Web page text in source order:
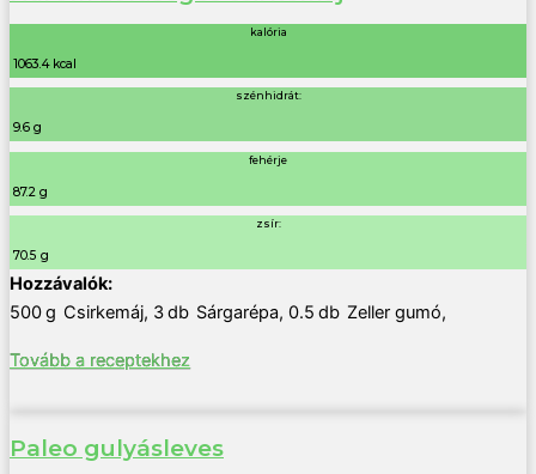
kalória
1063.4 kcal
szénhidrát:
9.6 g
fehérje
87.2 g
zsír:
70.5 g
500g Csirkemáj, 3db Sárgarépa, 0.5 db Zeller gumó,
Tovább a receptekhez
Paleo gulyásleves